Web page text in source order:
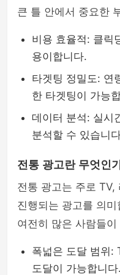
큰 틀 안에서 중요한
비용 효율적: 클릭
용이합니다.
타겟팅 정밀도: 연
한 타겟팅이 가능
데이터 분석: 실시
분석할 수 있습니
전통 광고란 무엇인
전통 광고는 주로 TV,
진행되는 광고를 의미
여전히 많은 사람들
폭넓은 도달 범위:
도달이 가능합니다.